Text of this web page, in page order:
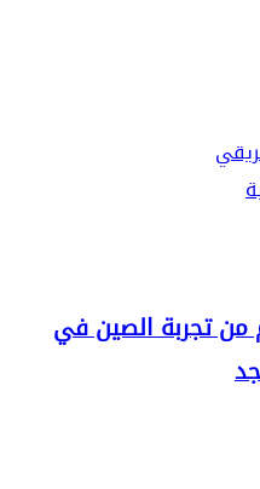
من تجربة الصين في